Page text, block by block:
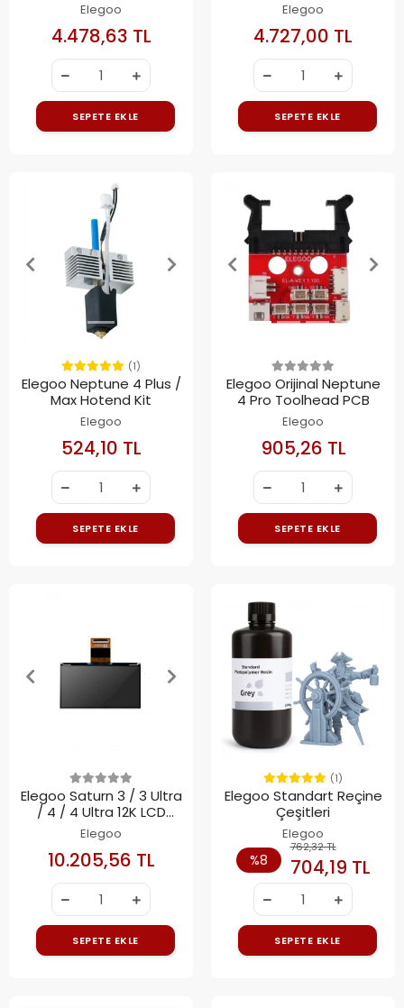
Elegoo
4.478,63 TL
SEPETE EKLE
Elegoo
4.727,00 TL
SEPETE EKLE
(1)
Elegoo Neptune 4 Plus /
Max Hotend Kit
Elegoo
524,10 TL
SEPETE EKLE
Elegoo Orijinal Neptune
4 Pro Toolhead PCB
Elegoo
905,26 TL
SEPETE EKLE
Elegoo Saturn 3 / 3 Ultra
/ 4 / 4 Ultra 12K LCD
Ekran
Elegoo
10.205,56 TL
SEPETE EKLE
(1)
Elegoo Standart Reçine
Çeşitleri
Elegoo
%8
762,32 TL
704,19 TL
SEPETE EKLE